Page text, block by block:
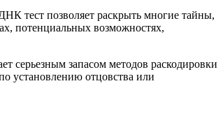
тест позволяет раскрыть многие тайны,
потенциальных возможностях,
серьезным запасом методов раскодировки
установлению отцовства или